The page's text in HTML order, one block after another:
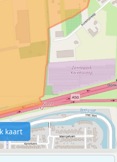
kaart